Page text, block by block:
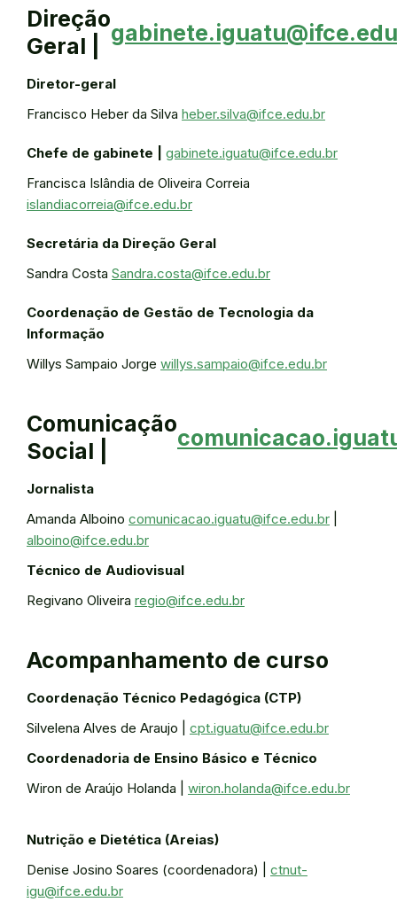
Direção
Geral |
Diretor-geral
Francisco Heber da Silva heber.silva@ifce.edu.br
Chefe de gabinete |
gabinete.iguatu@ifce.edu.br
Francisca Islândia de Oliveira Correia
islandiacorreia@ifce.edu.br
Secretária da Direção Geral
Sandra Costa Sandra.costa@ifce.edu.br
Coordenação de Gestão de Tecnologia da
Informação
Willys Sampaio Jorge willys.sampaio@ifce.edu.br
Comunicação
Social |
Jornalista
Amanda Alboino comunicacao.iguatu@ifce.edu.br
alboino@ifce.edu.br
Técnico de Audiovisual
Regivano Oliveira regio@ifce.edu.br
Acompanhamento de curso
Coordenação Técnico Pedagógica (CTP)
Silvelena Alves de Araujo | cpt.iguatu@ifce.edu.br
Coordenadoria de Ensino Básico e Técnico
Wiron de Araújo Holanda | wiron.holanda@ifce.edu.br
Nutrição e Dietética (Areias)
Denise Josino Soares (coordenadora) | ctnut-
igu@ifce.edu.br